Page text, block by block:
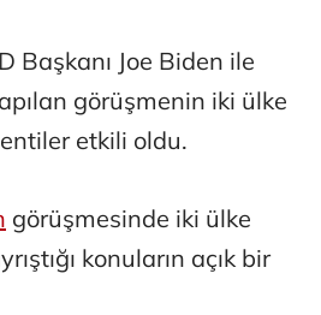
Başkanı Joe Biden ile
görüşmenin iki ülke
etkili oldu.
görüşmesinde iki ülke
konuların açık bir